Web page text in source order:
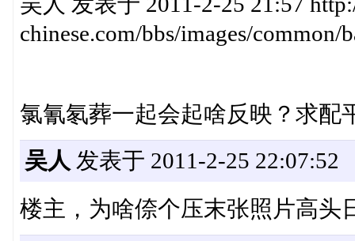
chinese.com/bbs/images/common/
氯氰氡葬一起会起啥反映？求配
吴人 发表于 2011-2-25 22:07:52
楼主，为啥倷个压末张照片高头